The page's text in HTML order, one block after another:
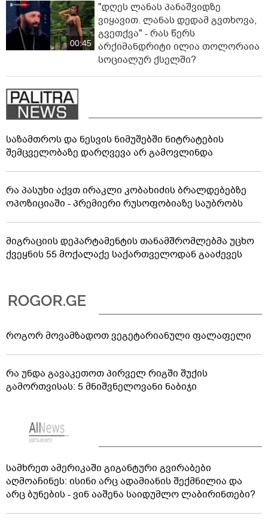
00:45
"დღეს ლანას პანაშვიდზე
ვიყავით. ლანას დედამ გვთხოვა,
გვეთქვა" - რას წერს
არქიმანდრიტი ილია თოლორაია
სოციალურ ქსელში?
საზამთროს და ნესვის ნიმუშებში ნიტრატების
შემცველობაზე დარღვევა არ გამოვლინდა
რა პასუხი აქვთ ირაკლი კობახიძის ბრალდებებზე
ოპოზიციაში - პრემიერი რუსოფობიაზე საუბრობს
მიგრაციის დეპარტამენტის თანამშრომლებმა უცხო
ქვეყნის 55 მოქალაქე საქართველოდან გააძევეს
როგორ მოვამზადოთ ვეგეტარიანული ფალაფელი
რა უნდა გავაკეთოთ პირველ რიგში შუქის
გამორთვისას: 5 მნიშვნელოვანი ნაბიჯი
სამხრეთ ამერიკაში გიგანტური გვირაბები
აღმოაჩინეს: ისინი არც ადამიანის შექმნილია და
არც ბუნების - ვინ ააშენა საიდუმლო ლაბირინთები?